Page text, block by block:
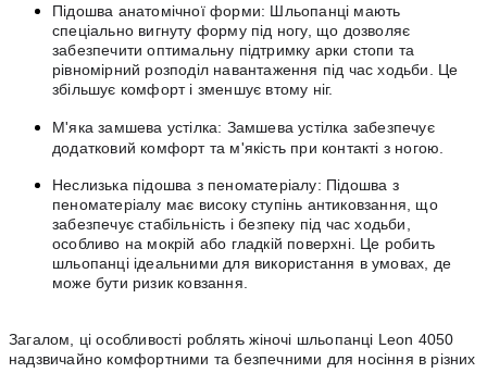
Підошва анатомічної форми: Шльопанці мають
спеціально вигнуту форму під ногу, що дозволяє
забезпечити оптимальну підтримку арки стопи та
рівномірний розподіл навантаження під час ходьби. Це
збільшує комфорт і зменшує втому ніг.
М'яка замшева устілка: Замшева устілка забезпечує
додатковий комфорт та м'якість при контакті з ногою.
Неслизька підошва з пеноматеріалу: Підошва з
пеноматеріалу має високу ступінь антиковзання, що
забезпечує стабільність і безпеку під час ходьби,
особливо на мокрій або гладкій поверхні. Це робить
шльопанці ідеальними для використання в умовах, де
може бути ризик ковзання.
Загалом, ці особливості роблять жіночі шльопанці Leon 4050
надзвичайно комфортними та безпечними для носіння в різних